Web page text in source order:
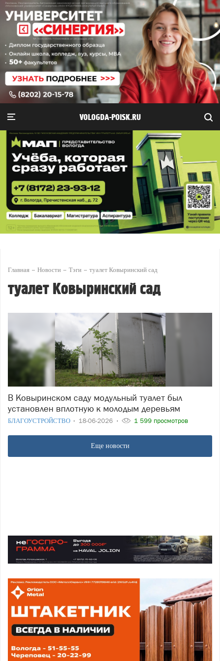
VOLOGDA-POISK.RU
Главная Новости Тэги туалет Ковыринский сад
туалет Ковыринский сад
В Ковыринском саду модульный туалет был
установлен вплотную к молодым деревьям
БЛАГОУСТРОЙСТВО 18-06-2026 1 599 просмотров
Еще новости